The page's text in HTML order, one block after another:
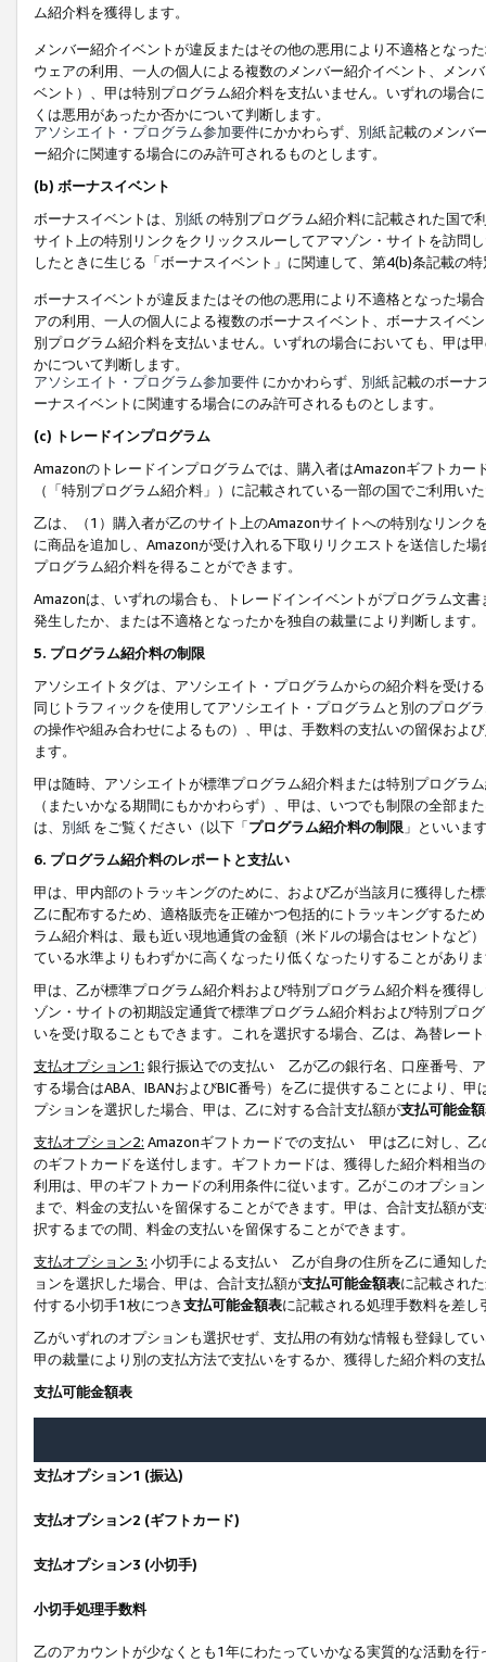
ム紹介料を獲得します。
メンバー紹介イベントが違反またはその他の悪用により不適格となっ
ウェアの利用、一人の個人による複数のメンバー紹介イベント、メン
ベント）、甲は特別プログラム紹介料を支払いません。いずれの場合
くは悪用があったか否かについて判断します。
アソシエイト・プログラム参加要件にかかわらず、 別紙記載のメンバ
ー紹介に関連する場合にのみ許可されるものとします。
(b) ボーナスイベント
ボーナスイベントは、 別紙の特別プログラム紹介料に記載された国で
サイト上の特別リンクをクリックスルーしてアマゾン・サイトを訪問
したときに生じる「ボーナスイベント」に関連して、第4(b)条記載の
ボーナスイベントが違反またはその他の悪用により不適格となった場
アの利用、一人の個人による複数のボーナスイベント、ボーナスイベ
別プログラム紹介料を支払いません。いずれの場合においても、甲は
かについて判断します。
アソシエイト・プログラム参加要件 にかかわらず、 別紙記載のボーナ
ーナスイベントに関連する場合にのみ許可されるものとします。
(c) トレードインプログラム
Amazonのトレードインプログラムでは、購入者はAmazonギフトカ
（「特別プログラム紹介料」）に記載されている一部の国でご利用い
乙は、（1）購入者が乙のサイト上のAmazonサイトへの特別なリン
に商品を追加し、Amazonが受け入れる下取りリクエストを送信した
プログラム紹介料を得ることができます。
Amazonは、いずれの場合も、トレードインイベントがプログラム文
発生したか、または不適格となったかを独自の裁量により判断します。
5. プログラム紹介料の制限
アソシエイトタグは、アソシエイト・プログラムからの紹介料を受け
同じトラフィックを使用してアソシエイト・プログラムと別のプログ
の操作や組み合わせによるもの）、甲は、手数料の支払いの留保およ
ます。
甲は随時、アソシエイトが標準プログラム紹介料または特別プログラ
（またいかなる期間にもかかわらず）、甲は、いつでも制限の全部
は、 別紙 をご覧ください（以下「プログラム紹介料の制限 」といいま
6. プログラム紹介料のレポートと支払い
甲は、甲内部のトラッキングのために、および乙が当該月に獲得した
乙に配布するため、適格販売を正確かつ包括的にトラッキングするた
ラム紹介料は、最も近い現地通貨の金額（米ドルの場合はセントなど
ている水準よりもわずかに高くなったり低くなったりすることがあり
甲は、乙が標準プログラム紹介料および特別プログラム紹介料を獲得
ゾン・サイトの初期設定通貨で標準プログラム紹介料および特別プロ
いを受け取ることもできます。これを選択する場合、乙は、為替レー
支払オプション1: 銀行振込での支払い 乙が乙の銀行名、口座番号、
する場合はABA、IBANおよびBIC番号）を乙に提供することにより、
プションを選択した場合、甲は、乙に対する合計支払額が支払可能金
支払オプション2: Amazonギフトカードでの支払い 甲は乙に対し、乙
のギフトカードを送付します。ギフトカードは、獲得した紹介料相当
利用は、甲のギフトカードの利用条件に従います。乙がこのオプショ
まで、料金の支払いを留保することができます。甲は、合計支払額が
択するまでの間、料金の支払いを留保することができます。
支払オプション 3: 小切手による支払い 乙が自身の住所を乙に通知し
ョンを選択した場合、甲は、合計支払額が支払可能金額表に記載され
付する小切手1枚につき支払可能金額表に記載される処理手数料を差し
乙がいずれのオプションも選択せず、支払用の有効な情報も登録して
甲の裁量により別の支払方法で支払いをするか、獲得した紹介料の支
支払可能金額表
支払オプション1 (振込)
支払オプション2 (ギフトカード)
支払オプション3 (小切手)
小切手処理手数料
乙のアカウントが少なくとも1年にわたっていかなる実質的な活動を